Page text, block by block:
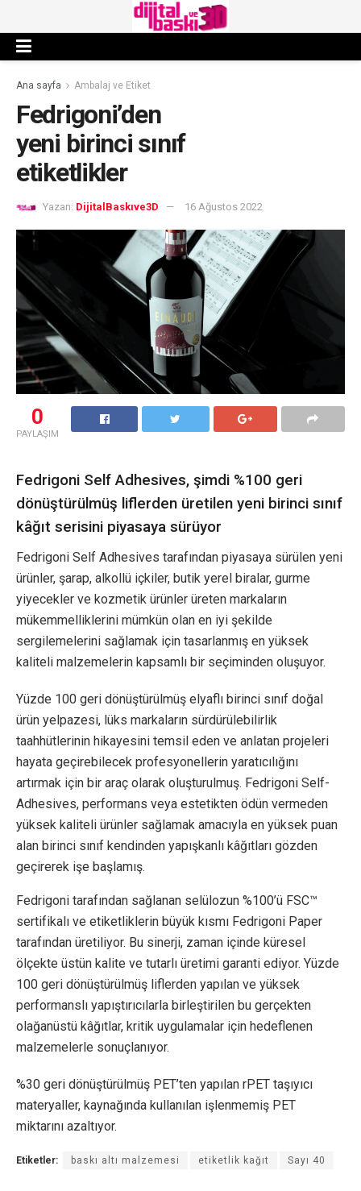
Ana sayfa Ambalaj ve Etiket
Fedrigoni’den
yeni birinci sınıf
etiketlikler
Yazan: DijitalBaskıve3D 16 Ağustos 2022
0
PAYLAŞIM
Fedrigoni Self Adhesives, şimdi %100 geri
dönüştürülmüş liflerden üretilen yeni birinci sınıf
kâğıt serisini piyasaya sürüyor
Fedrigoni Self Adhesives tarafından piyasaya sürülen yeni
ürünler, şarap, alkollü içkiler, butik yerel biralar, gurme
yiyecekler ve kozmetik ürünler üreten markaların
mükemmelliklerini mümkün olan en iyi şekilde
sergilemelerini sağlamak için tasarlanmış en yüksek
kaliteli malzemelerin kapsamlı bir seçiminden oluşuyor.
Yüzde 100 geri dönüştürülmüş elyaflı birinci sınıf doğal
ürün yelpazesi, lüks markaların sürdürülebilirlik
taahhütlerinin hikayesini temsil eden ve anlatan projeleri
hayata geçirebilecek profesyonellerin yaratıcılığını
artırmak için bir araç olarak oluşturulmuş. Fedrigoni Self-
Adhesives, performans veya estetikten ödün vermeden
yüksek kaliteli ürünler sağlamak amacıyla en yüksek puan
alan birinci sınıf kendinden yapışkanlı kâğıtları gözden
geçirerek işe başlamış.
Fedrigoni tarafından sağlanan selülozun %100’ü FSC™
sertifikalı ve etiketliklerin büyük kısmı Fedrigoni Paper
tarafından üretiliyor. Bu sinerji, zaman içinde küresel
ölçekte üstün kalite ve tutarlı üretimi garanti ediyor. Yüzde
100 geri dönüştürülmüş liflerden yapılan ve yüksek
performanslı yapıştırıcılarla birleştirilen bu gerçekten
olağanüstü kâğıtlar, kritik uygulamalar için hedeflenen
malzemelerle sonuçlanıyor.
%30 geri dönüştürülmüş PET’ten yapılan rPET taşıyıcı
materyaller, kaynağında kullanılan işlenmemiş PET
miktarını azaltıyor.
Etiketler: baskı altı malzemesi etiketlik kağıt Sayı 40